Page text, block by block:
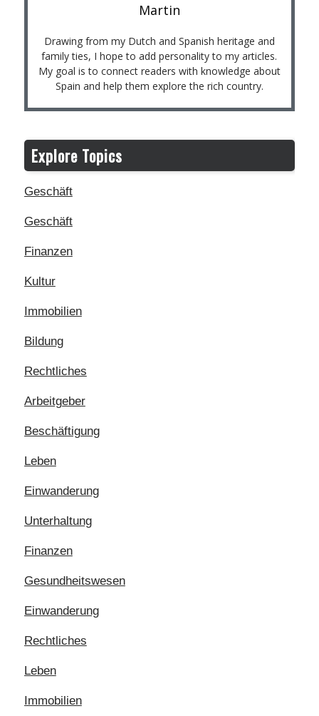
Martin
Drawing from my Dutch and Spanish heritage and
family ties, I hope to add personality to my articles.
My goal is to connect readers with knowledge about
Spain and help them explore the rich country.
Explore Topics
Geschäft
Geschäft
Finanzen
Kultur
Immobilien
Bildung
Rechtliches
Arbeitgeber
Beschäftigung
Leben
Einwanderung
Unterhaltung
Finanzen
Gesundheitswesen
Einwanderung
Rechtliches
Leben
Immobilien